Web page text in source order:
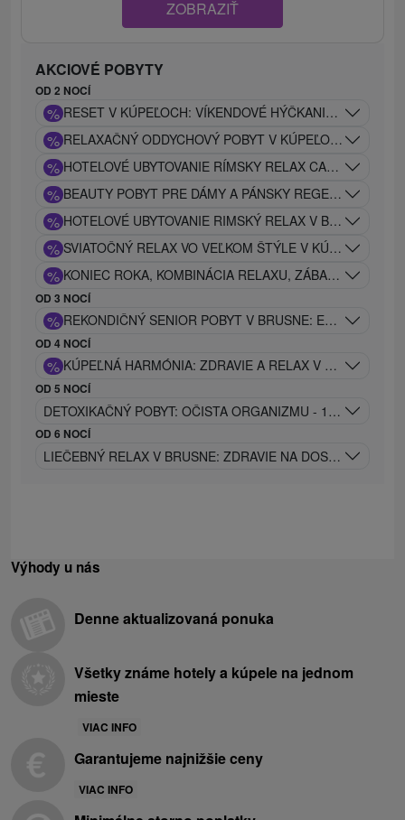
ZOBRAZIŤ
AKCIOVÉ POBYTY
OD 2 NOCÍ
% RESET V KÚPEĽOCH: VÍKENDOVÉ HÝČKANIE V
% RELAXAČNÝ ODDYCHOVÝ POBYT V KÚPEĽOCH SO
% HOTELOVÉ UBYTOVANIE RÍMSKY RELAX CARACALLA
% BEAUTY POBYT PRE DÁMY A PÁNSKY REGENERAČNÝ
% HOTELOVÉ UBYTOVANIE RIMSKÝ RELAX V BRUSNE:
% SVIATOČNÝ RELAX VO VEĽKOM ŠTÝLE V KÚPEĽOCH
% KONIEC ROKA, KOMBINÁCIA RELAXU, ZÁBAVY A
OD 3 NOCÍ
% REKONDIČNÝ SENIOR POBYT V BRUSNE: ENERGIA A
OD 4 NOCÍ
% KÚPEĽNÁ HARMÓNIA: ZDRAVIE A RELAX V SRDCI
OD 5 NOCÍ
DETOXIKAČNÝ POBYT: OČISTA ORGANIZMU - 10
OD 6 NOCÍ
LIEČEBNÝ RELAX V BRUSNE: ZDRAVIE NA DOSAH
Výhody u nás
Denne aktualizovaná ponuka
Všetky známe hotely a kúpele na jednom
mieste
VIAC INFO
Garantujeme najnižšie ceny
VIAC INFO